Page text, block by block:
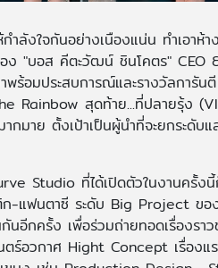
ำลังใจกันอย่างเนืองแน่น ทำเอา
อง "บอส คีตะวัฒน์ ชินโคตร"
อมประสบการณ์และรางวัลการั
Rainbow สุดท้าย...ที่ปลายรุ้ง
มาย ตั้งเป้าเป็นผู้นำที่จะยกระดับ
Studio ที่ได้เปิดตัวในงานครั้ง
-แฟนตาซี ระดับ Big Project ขอ
อีกครั้ง เพื่อร่วมถ่ายทอดเรื่องรา
ร์อวกาศ Hight Concept เรื่องแ